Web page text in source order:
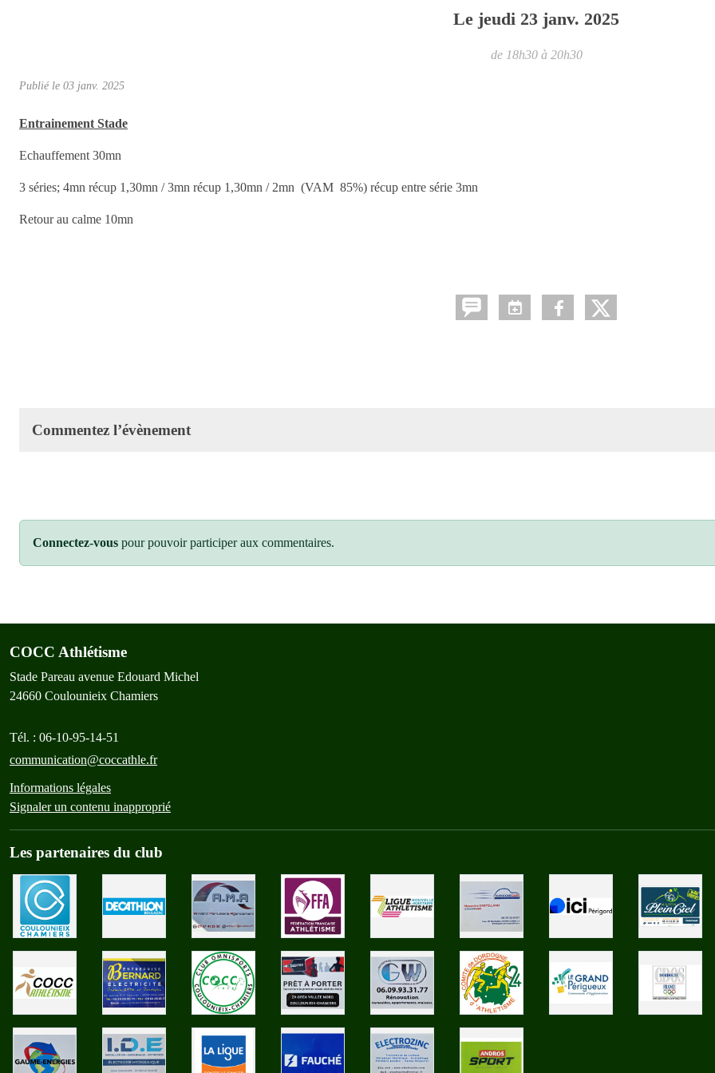
Le jeudi 23 janv. 2025
de 18h30 à 20h30
Publié le 03 janv. 2025
Entrainement Stade
Echauffement 30mn
3 séries; 4mn récup 1,30mn / 3mn récup 1,30mn / 2mn (VAM 85%) récup entre série 3mn
Retour au calme 10mn
Commentez l’évènement
Connectez-vous pour pouvoir participer aux commentaires.
COCC Athlétisme
Stade Pareau avenue Edouard Michel
24660 Coulounieix Chamiers
Tél. : 06-10-95-14-51
communication@coccathle.fr
Informations légales
Signaler un contenu inapproprié
Les partenaires du club